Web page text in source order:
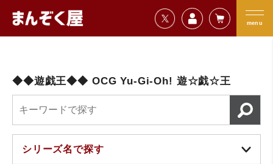
=================================
menu
まんぞく屋 格安TCG通販
◆◆遊戯王◆◆ OCG Yu-Gi-Oh! 遊☆戯☆王